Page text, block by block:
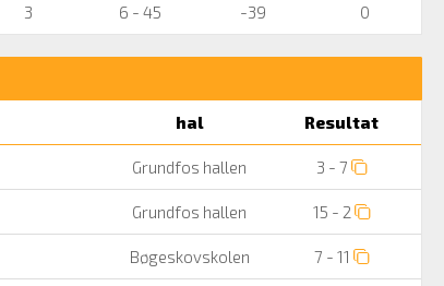
3 6 - 45 -39 0
hal Resultat
Grundfos hallen 3 - 7
Grundfos hallen 15 - 2
Bøgeskovskolen 7 - 11